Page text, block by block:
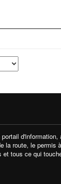
la route, le permis
tous ce qui